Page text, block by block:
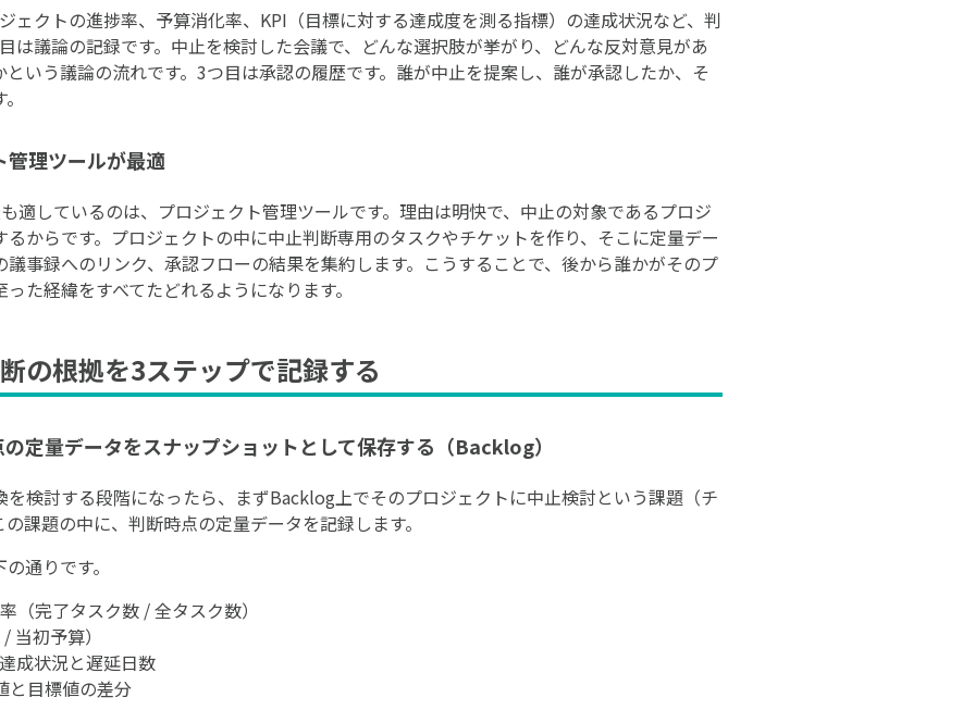
ェクトの進捗率、予算消化率、KPI（目標に対する達成度を測る指標）の達成状況など、判
は議論の記録です。中止を検討した会議で、どんな選択肢が挙がり、どんな反対意見があ
という議論の流れです。3つ目は承認の履歴です。誰が中止を提案し、誰が承認したか、そ
管理ツールが最適
適しているのは、プロジェクト管理ツールです。理由は明快で、中止の対象であるプロジ
からです。プロジェクトの中に中止判断専用のタスクやチケットを作り、そこに定量デー
事録へのリンク、承認フローの結果を集約します。こうすることで、後から誰かがそのプ
た経緯をすべてたどれるようになります。
の根拠を3ステップで記録する
定量データをスナップショットとして保存する（Backlog）
を検討する段階になったら、まずBacklog上でそのプロジェクトに中止検討という課題（チ
課題の中に、判断時点の定量データを記録します。
通りです。
（完了タスク数 / 全タスク数）
当初予算）
成状況と遅延日数
と目標値の差分